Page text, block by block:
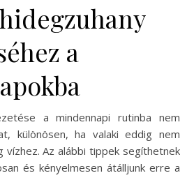
a
a mindennapi rutinba nem
különösen, ha valaki eddig nem
vízhez. Az alábbi tippek segíthetnek
és kényelmesen átálljunk erre a